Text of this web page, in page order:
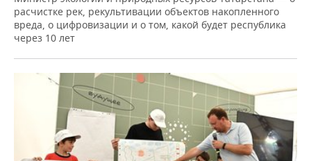
расчистке рек, рекультивации объектов накопленного
вреда, о цифровизации и о том, какой будет республика
через 10 лет